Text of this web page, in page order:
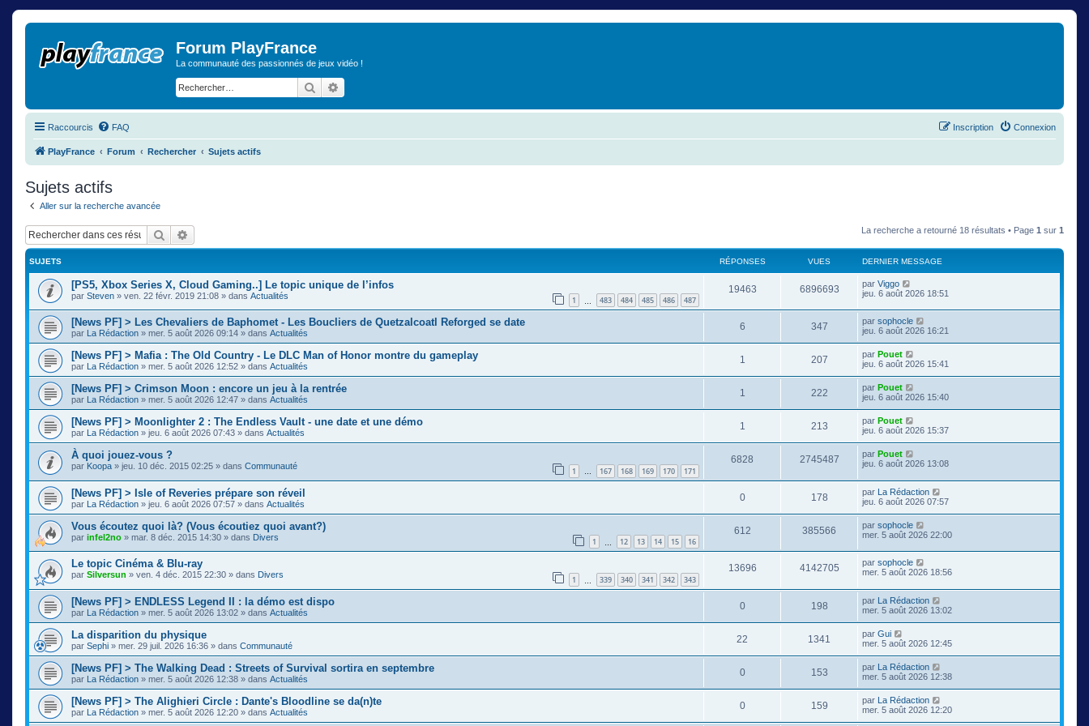
Forum PlayFrance
La communauté des passionnés de jeux vidéo !
Rechercher
Raccourcis FAQ Connexion
Inscription
PlayFrance Forum Rechercher Sujets actifs
Sujets actifs
Aller sur la recherche avancée
Rechercher La recherche a retourné 18 résultats • Page 1 sur 1
SUJETS RÉPONSES VUES DERNIER MESSAGE
[PS5, Xbox Series X, Cloud Gaming..] Le topic unique de l’infos
par Steven » ven. 22 févr. 2019 21:08 » dans Actualités 1 483 484 485 486 487
19463 6896693 par Viggo
jeu. 6 août 2026 18:51
[News PF] > Les Chevaliers de Baphomet - Les Boucliers de Quetzalcoatl Reforged se date
par La Rédaction » mer. 5 août 2026 09:14 » dans Actualités
6 347 par sophocle
jeu. 6 août 2026 16:21
[News PF] > Mafia : The Old Country - Le DLC Man of Honor montre du gameplay
par La Rédaction » mer. 5 août 2026 12:52 » dans Actualités
1 207 par Pouet
jeu. 6 août 2026 15:41
[News PF] > Crimson Moon : encore un jeu à la rentrée
par La Rédaction » mer. 5 août 2026 12:47 » dans Actualités
1 222 par Pouet
jeu. 6 août 2026 15:40
[News PF] > Moonlighter 2 : The Endless Vault - une date et une démo
par La Rédaction » jeu. 6 août 2026 07:43 » dans Actualités
1 213 par Pouet
jeu. 6 août 2026 15:37
À quoi jouez-vous ?
par Koopa » jeu. 10 déc. 2015 02:25 » dans Communauté 1 … 167 168 169 170 171
6828 2745487 par Pouet
jeu. 6 août 2026 13:08
[News PF] > Isle of Reveries prépare son réveil
par La Rédaction » jeu. 6 août 2026 07:57 » dans Actualités
0 178 par La Rédaction
jeu. 6 août 2026 07:57
Vous écoutez quoi là? (Vous écoutiez quoi avant?)
par infel2no » mar. 8 déc. 2015 14:30 » dans Divers 1 12 13 14 15 16
612 385566 par sophocle
mer. 5 août 2026 22:00
Le topic Cinéma & Blu-ray
par Silversun » ven. 4 déc. 2015 22:30 » dans Divers 1 339 340 341 342 343
13696 4142705 par sophocle
mer. 5 août 2026 18:56
[News PF] > ENDLESS Legend II : la démo est dispo
par La Rédaction » mer. 5 août 2026 13:02 » dans Actualités
0 198 par La Rédaction
mer. 5 août 2026 13:02
La disparition du physique
par Sephi » mer. 29 juil. 2026 16:36 » dans Communauté
22 1341 par Gui
mer. 5 août 2026 12:45
[News PF] > The Walking Dead : Streets of Survival sortira en septembre
par La Rédaction » mer. 5 août 2026 12:38 » dans Actualités
0 153 par La Rédaction
mer. 5 août 2026 12:38
[News PF] > The Alighieri Circle : Dante's Bloodline se da(n)te
par La Rédaction » mer. 5 août 2026 12:20 » dans Actualités
0 159 par La Rédaction
mer. 5 août 2026 12:20